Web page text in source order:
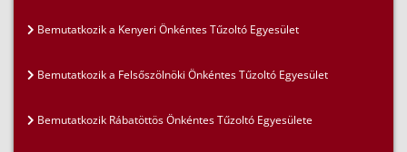
Bemutatkozik a Kenyeri Önkéntes Tűzoltó Egyesület
Bemutatkozik a Felsőszölnöki Önkéntes Tűzoltó Egyesület
Bemutatkozik Rábatöttös Önkéntes Tűzoltó Egyesülete